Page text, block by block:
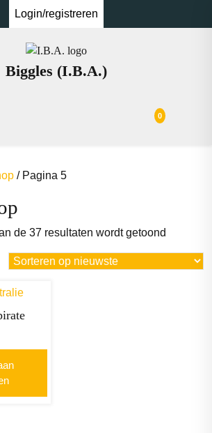
Login/registreren
Biggles (I.B.A.)
0
/ Pagina 5
de 37 resultaten wordt getoond
nieuwste